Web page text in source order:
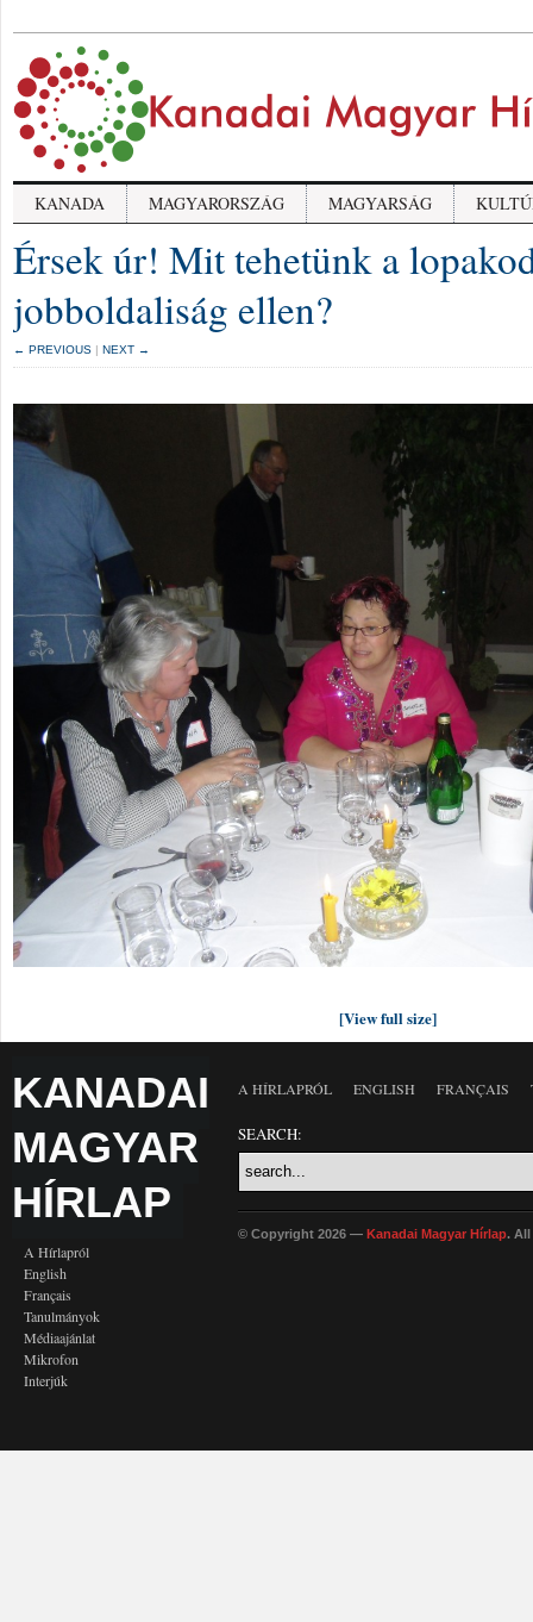
KANADA MAGYARORSZÁG MAGYARSÁG
Érsek úr! Mit tehetünk a
jobboldaliság ellen?
← PREVIOUS | NEXT →
[View full size]
KANADAI
MAGYAR
HÍRLAP
A Hírlapról
English
Français
Tanulmányok
Médiaajánlat
Mikrofon
Interjúk
A HÍRLAPRÓL ENGLISH FRANÇAIS
SEARCH:
© Copyright 2026 — Kanadai Magyar Hírlap. All